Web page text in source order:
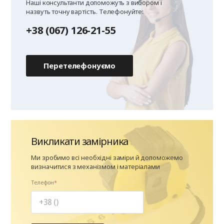
Наші консультанти допоможуть з вибором і
назвуть точну вартість. Телефонуйте:
+38 (067) 126-21-55
Перетелефонуємо
Викликати замірника
Ми зробимо всі необхідні заміри й допоможемо
визначитися з механізмом і матеріалами
Телефон